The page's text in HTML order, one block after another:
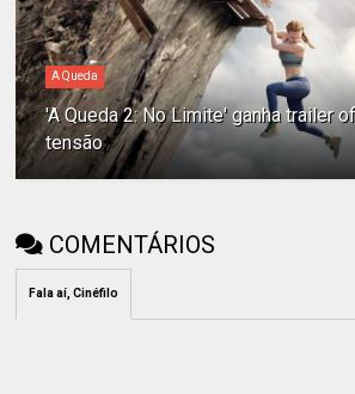
A Queda
'A Queda 2: No Limite' ganha trailer
tensão
COMENTÁRIOS
Fala aí, Cinéfilo